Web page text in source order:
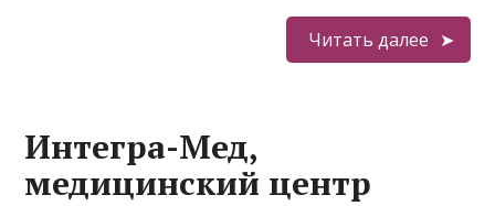
Читать далее
Интегра-Мед,
медицинский центр